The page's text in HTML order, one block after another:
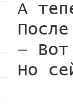
А
— Вот